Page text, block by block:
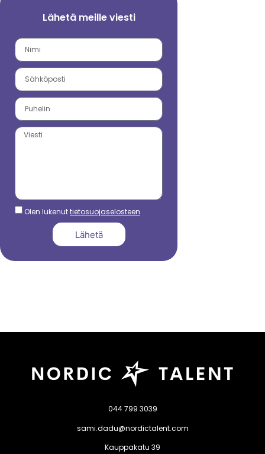
Lähetä meille viesti
Olen lukenuttietosuojaselosteen
Lähetä
044 799 3039
sami.dadu@nordictalent.com
Kauppakatu 39